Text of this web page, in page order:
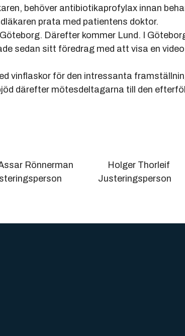
behöver antibiotikaprofylax innan
prata med patientens doktor.
Därefter kommer Lund. I Göteborg
sitt föredrag med att visa en video
för den intressanta
därefter mötesdeltagarna till den
Rönnerman Holger Thorleif
Justeringsperson